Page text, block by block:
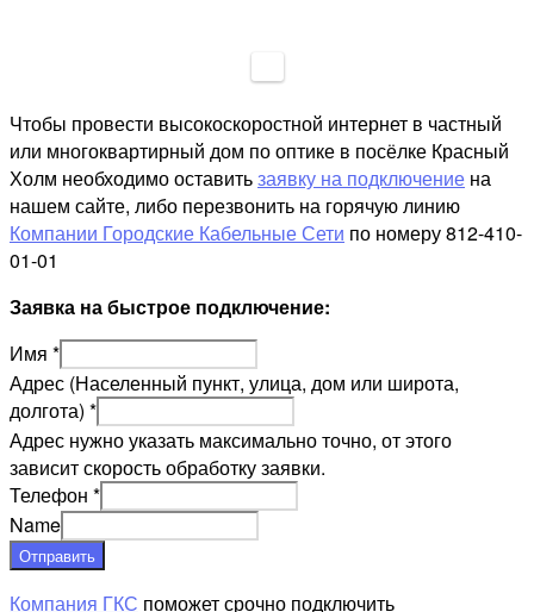
Чтобы провести высокоскоростной интернет в частный
или многоквартирный дом по оптике в посёлке Красный
Холм необходимо оставитьзаявку на подключение на
нашем сайте, либо перезвонить на горячую линию
Компании Городские Кабельные Сети по номеру 812-410-
01-01
Заявка на быстрое подключение:
Имя *
Адрес (Населенный пункт, улица, дом или широта,
долгота) *
Адрес нужно указать максимально точно, от этого
зависит скорость обработку заявки.
Телефон *
Name
Отправить
Компания ГКС поможет срочно подключить